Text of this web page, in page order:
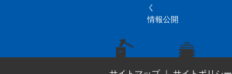
く
情報公開